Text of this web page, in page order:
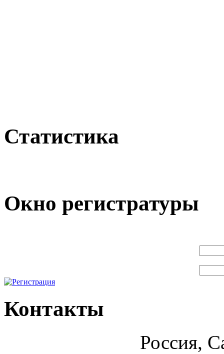
Статистика
Окно регистратуры
Контакты
Россия,